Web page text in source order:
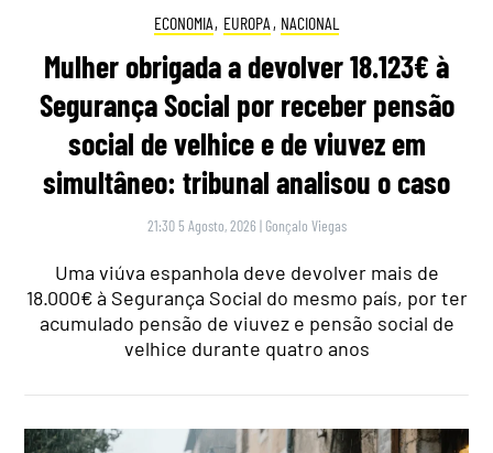
ECONOMIA, EUROPA , NACIONAL
Mulher obrigada a devolver 18.123€ à
Segurança Social por receber pensão
social de velhice e de viuvez em
simultâneo: tribunal analisou o caso
21:30 5 Agosto, 2026 | Gonçalo Viegas
Uma viúva espanhola deve devolver mais de
18.000€ à Segurança Social do mesmo país, por ter
acumulado pensão de viuvez e pensão social de
velhice durante quatro anos